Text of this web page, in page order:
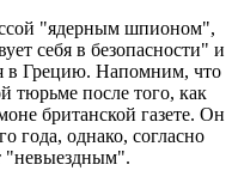
"ядерным шпионом",
себя в безопасности" и
в Грецию. Напомним, что
тюрьме после того, как
британской газете. Он
года, однако, согласно
"невыездным".